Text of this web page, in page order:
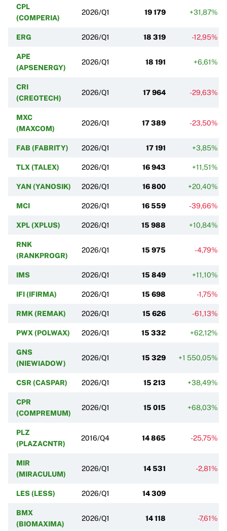
CPL
(COMPERIA)
2026/Q1 19 179 +31,87%
ERG 2026/Q1 18 319 -12,95%
APE
(APSENERGY)
2026/Q1 18 191 +6,61%
CRI
(CREOTECH)
2026/Q1 17 964 -29,63%
MXC
(MAXCOM)
2026/Q1 17 389 -23,50%
FAB (FABRITY) 2026/Q1 17 191 +3,85%
TLX (TALEX) 2026/Q1 16 943 +11,51%
YAN (YANOSIK) 2026/Q1 16 800 +20,40%
MCI 2026/Q1 16 559 -39,66%
XPL (XPLUS) 2026/Q1 15 988 +10,84%
RNK
(RANKPROGR)
2026/Q1 15 975 -4,79%
IMS 2026/Q1 15 849 +11,10%
IFI (IFIRMA) 2026/Q1 15 698 -1,75%
RMK (REMAK) 2026/Q1 15 626 -61,13%
PWX (POLWAX) 2026/Q1 15 332 +62,12%
GNS
(NIEWIADOW)
2026/Q1 15 329 +1 550,05%
CSR (CASPAR) 2026/Q1 15 213 +38,49%
CPR
(COMPREMUM)
2026/Q1 15 015 +68,03%
PLZ
(PLAZACNTR)
2016/Q4 14 865 -25,75%
MIR
(MIRACULUM)
2026/Q1 14 531 -2,81%
LES (LESS) 2026/Q1 14 309
BMX
(BIOMAXIMA)
2026/Q1 14 118 -7,61%